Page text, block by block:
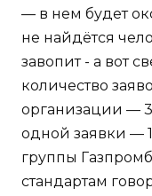
— в нем будет
не найдётся
завопит - а вот
количество
организации —
одной заявки —
группы
стандартам